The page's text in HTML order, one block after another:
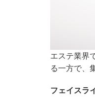
エステ業界
る一方で、
フェイスラ